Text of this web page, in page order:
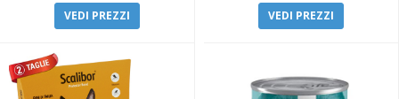
VEDI PREZZI VEDI PREZZI